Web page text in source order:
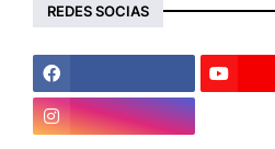
REDES SOCIAS